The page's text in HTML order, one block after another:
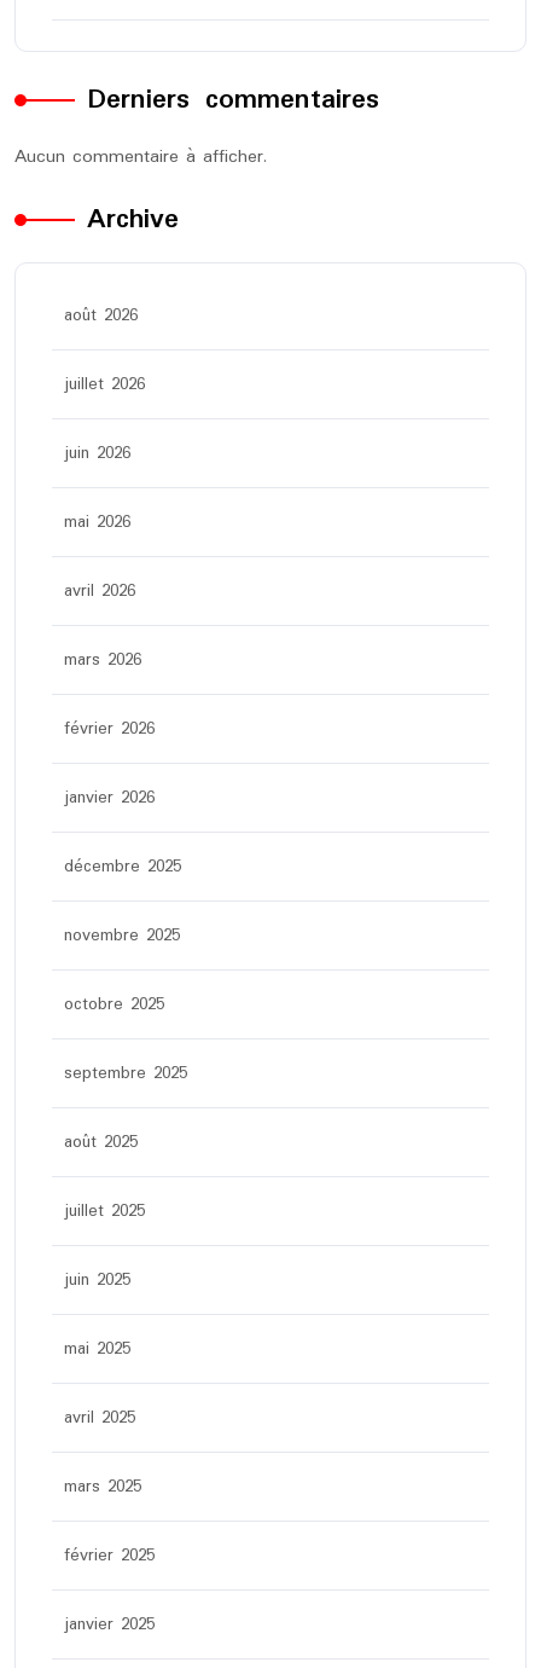
Derniers commentaires
Aucun commentaire à afficher.
Archive
août 2026
juillet 2026
juin 2026
mai 2026
avril 2026
mars 2026
février 2026
janvier 2026
décembre 2025
novembre 2025
octobre 2025
septembre 2025
août 2025
juillet 2025
juin 2025
mai 2025
avril 2025
mars 2025
février 2025
janvier 2025